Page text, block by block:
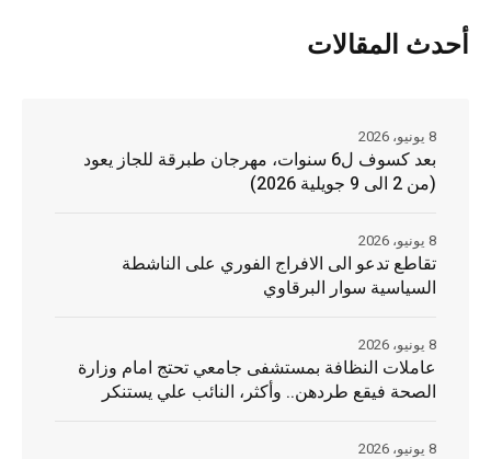
أحدث المقالات
بعد كسوف ل6 سنوات، مهرجان طبرقة للجاز يعود
(من 2 الى 9 جويلية 2026)
8 يونيو، 2026
تقاطع تدعو الى الافراج الفوري على الناشطة
السياسية سوار البرقاوي
8 يونيو، 2026
عاملات النظافة بمستشفى جامعي تحتج امام وزارة
الصحة فيقع طردهن.. وأكثر، النائب علي يستنكر
8 يونيو، 2026
8 يونيو، 2026